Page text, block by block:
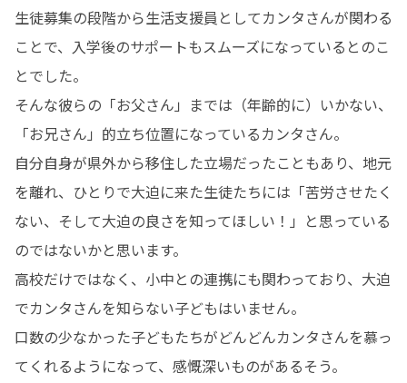
生徒募集の段階から生活支援員としてカンタさんが関わる
ことで、入学後のサポートもスムーズになっているとのこ
とでした。
そんな彼らの「お父さん」までは（年齢的に）いかない、
「お兄さん」的立ち位置になっているカンタさん。
自分自身が県外から移住した立場だったこともあり、地元
を離れ、ひとりで大迫に来た生徒たちには「苦労させたく
ない、そして大迫の良さを知ってほしい！」と思っている
のではないかと思います。
高校だけではなく、小中との連携にも関わっており、大迫
でカンタさんを知らない子どもはいません。
口数の少なかった子どもたちがどんどんカンタさんを慕っ
てくれるようになって、感慨深いものがあるそう。